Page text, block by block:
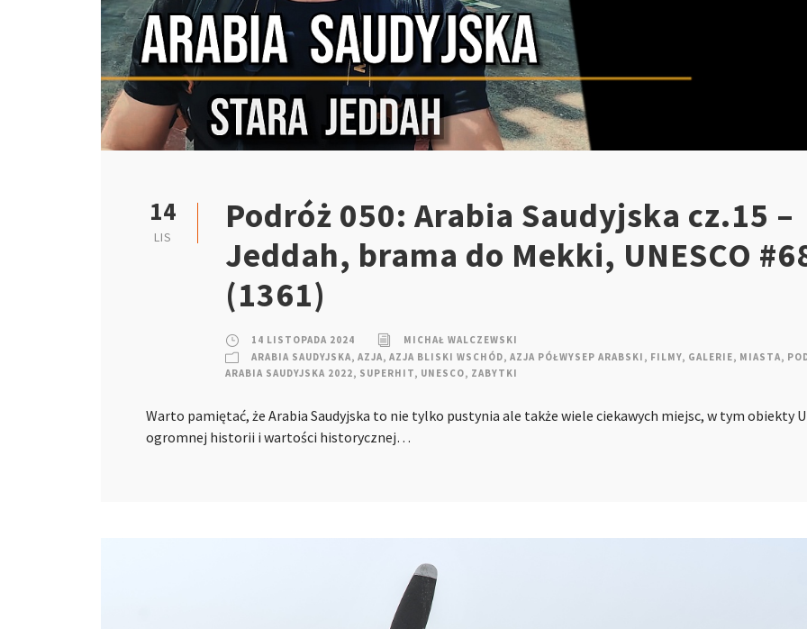
14
LIS
Podróż 050: Arabia Saudyjska cz.15 –
Jeddah, brama do Mekki, UNESCO
(1361)
14 LISTOPADA 2024
MICHAŁ WALCZEWSKI
ARABIA SAUDYJSKA, AZJA, AZJA BLISKI WSCHÓD, AZJA PÓŁWYSEP ARABSKI , FILMY, GALERIE, MIASTA,
ARABIA SAUDYJSKA 2022, SUPERHIT, UNESCO, ZABYTKI
Warto pamiętać, że Arabia Saudyjska to nie tylko pustynia ale także wiele ciekawych miejsc, w tym obiekty
ogromnej historii i wartości historycznej…